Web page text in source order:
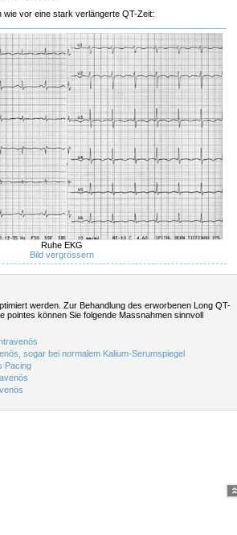
vor eine stark verlängerte QT-Zeit:
Ruhe EKG
Bild vergrössern
werden. Zur Behandlung des erworbenen Long QT-
pointes können Sie folgende Massnahmen sinnvoll
sogar bei normalem Kalium-Serumspiegel
Pacing